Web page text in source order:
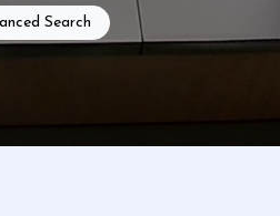
Search